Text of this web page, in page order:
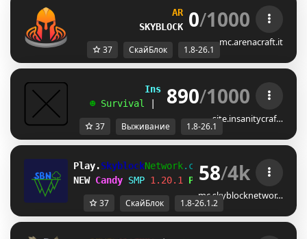
ARENA CRAFT [1.8-26.1]
SKYBLOCK » ѕᴄᴀʟᴀ ʟᴀ /is top
0/1000
mc.arenacraft.it
37 СкайБлок 1.8-26.1
InsanityCraft || 1.8 - 26.1
☻ Survival Factions | Skyblock
890/1000
site.insanitycraf…
37 Выживание 1.8-26.1
Play.SkyblockNetwork.com [1.8-26.1.2]
NEW Candy SMP 1.20.1 Play Now!
58/4k
mc.skyblocknetwor…
37 СкайБлок 1.8-26.1.2